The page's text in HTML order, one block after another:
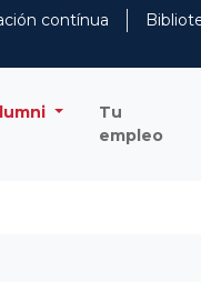
contínua
Tu
empleo